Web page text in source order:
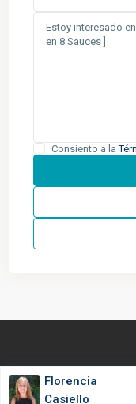
Consiento a la
Todos los derechos
Florencia
Casiello